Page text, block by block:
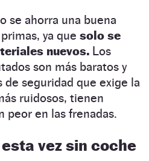
se ahorra una buena
ya que solo se
nuevos. Los
son más baratos y
seguridad que exige la
ruidosos, tienen
peor en las frenadas.
vez sin coche